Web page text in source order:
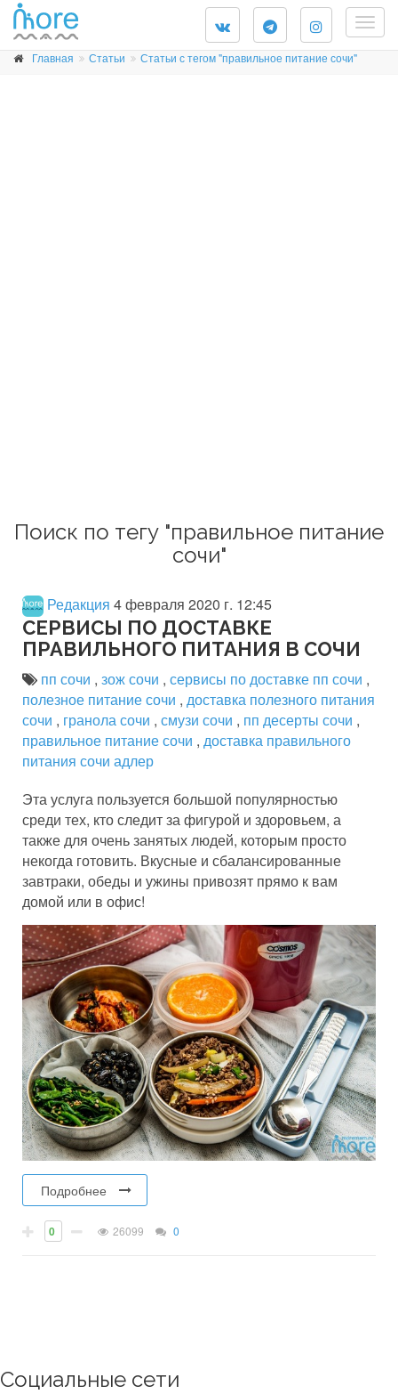
Главная Статьи Статьи с тегом "правильное питание сочи"
Поиск по тегу "правильное питание
сочи"
Редакция 4 февраля 2020 г. 12:45
СЕРВИСЫ ПО ДОСТАВКЕ
ПРАВИЛЬНОГО ПИТАНИЯ В СОЧИ
пп сочи , зож сочи , сервисы по доставке пп сочи ,
полезное питание сочи , доставка полезного питания
сочи , гранола сочи , смузи сочи , пп десерты сочи ,
правильное питание сочи , доставка правильного
питания сочи адлер
Эта услуга пользуется большой популярностью
среди тех, кто следит за фигурой и здоровьем, а
также для очень занятых людей, которым просто
некогда готовить. Вкусные и сбалансированные
завтраки, обеды и ужины привозят прямо к вам
домой или в офис!
Подробнее
0 26099 0
Социальные сети